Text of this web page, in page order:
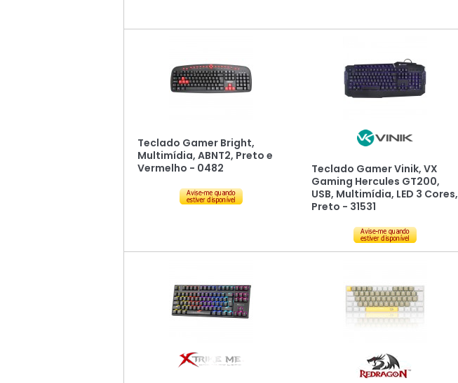
Teclado Gamer Bright,
Multimídia, ABNT2, Preto e
Vermelho - 0482
Teclado Gamer Vinik, VX
Gaming Hercules GT200,
USB, Multimídia, LED 3 Cores,
Preto - 31531